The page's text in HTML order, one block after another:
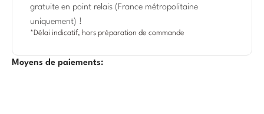
gratuite en point relais (France métropolitaine
uniquement) !
*Délai indicatif, hors préparation de commande
Moyens de paiements: